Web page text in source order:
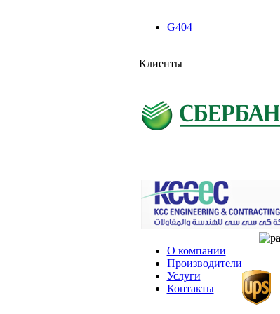
G404
Клиенты
О компании
Производители
Услуги
Контакты